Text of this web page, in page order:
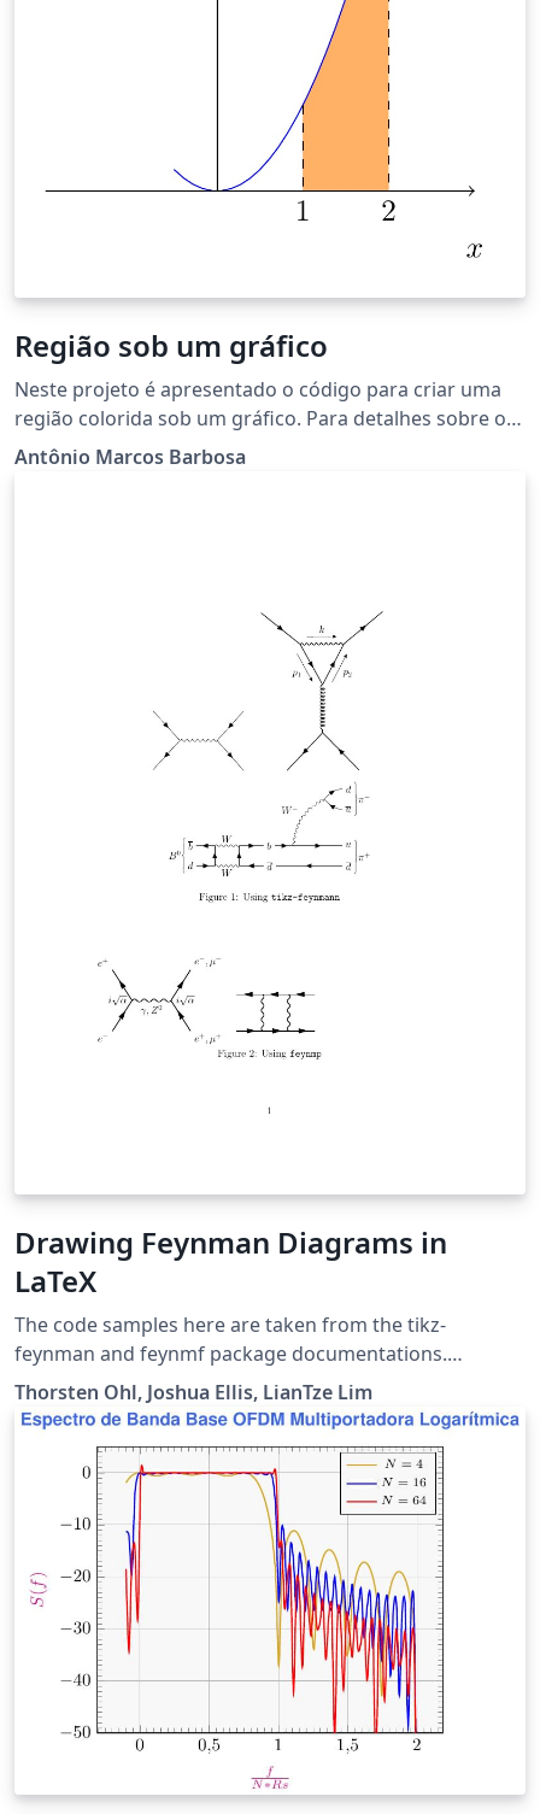
Região sob um gráfico
Neste projeto é apresentado o código para criar uma
região colorida sob um gráfico. Para detalhes sobre o
projeto: marcos.ufal.mat@gmail.com
Antônio Marcos Barbosa
Drawing Feynman Diagrams in
LaTeX
The code samples here are taken from the tikz-
feynman and feynmf package documentations.
Compile with LuaLaTeX to get the most out of tikz-
feynman.
Thorsten Ohl, Joshua Ellis, LianTze Lim